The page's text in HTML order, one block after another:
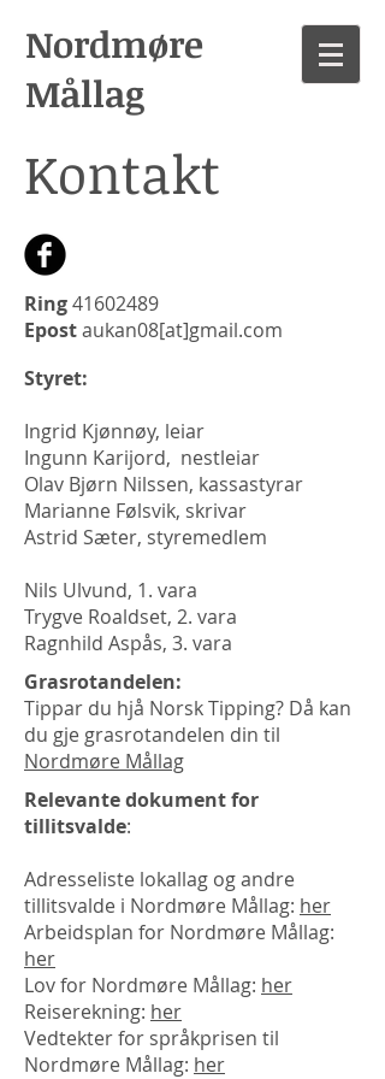
Nordmøre
Mållag
Kontakt
Ring41602489
Epostaukan08[at]gmail.com
Styret:
Ingrid Kjønnøy, leiar
Ingunn Karijord, nestleiar
Olav Bjørn Nilssen, kassastyrar
Marianne Følsvik, skrivar
Astrid Sæter, styremedlem
Nils Ulvund, 1. vara
Trygve Roaldset, 2. vara
Ragnhild Aspås, 3. vara
Grasrotandelen:
Tippar du hjå Norsk Tipping? Då kan
du gje grasrotandelen din til
Nordmøre Mållag
Relevante dokument for
tillitsvalde:
Adresseliste lokallag og andre
tillitsvalde i Nordmøre Mållag: her
Arbeidsplan for Nordmøre Mållag:
her
Lov for Nordmøre Mållag: her
Reiserekning: her
Vedtekter for språkprisen til
Nordmøre Mållag: her